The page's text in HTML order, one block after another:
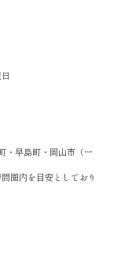
・早島町・岡山市（一
圏内を目安としており